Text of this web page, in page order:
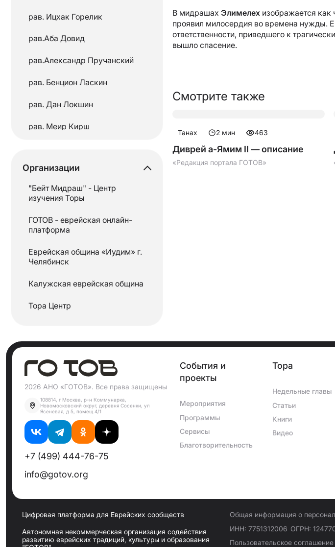
Тора
рав. Ицхак Горелик
рав.Аба Довид
рав.Александр Пручанский
рав. Бенцион Ласкин
рав. Дан Локшин
рав. Меир Кирш
рав. Ойшие Михоэль
Рав. Шолом Певзнер
рав.Эли Коган
«Редакция портала ГОТОВ»
Организации
"Бейт Мидраш" - Центр
изучения Торы
ГОТОВ - еврейская онлайн-
платформа
Еврейская община «Иудим» г.
Челябинск
Калужская еврейская община
Тора Центр
В мидрашах Элимелехизображается как
проявил милосердия во времена нужды.
ответственности, приведшего к
вышло спасение.
Смотрите также
Танах 2мин 463
Диврей а-Ямим II — описание
«Редакция портала ГОТОВ»
2026 АНО «ГОТОВ». Все права защищены
108814, г Москва, р-н Коммунарка,
Новомосковский округ, деревня Сосенки, ул
Ясеневая, д 5, помещ 4/1
+7 (499) 444-76-75
info@gotov.org
События и
проекты
Мероприятия
Программы
Сервисы
Благотворительность
Тора
Недельные главы
Статьи
Книги
Видео
Цифровая платформа для Еврейских сообществ
Автономная некоммерческая организация содействия
развитию еврейских традиций, культуры и образования
Общая информация о
ИНН: 7751312006 ОГРН:
Пользовательское соглашение